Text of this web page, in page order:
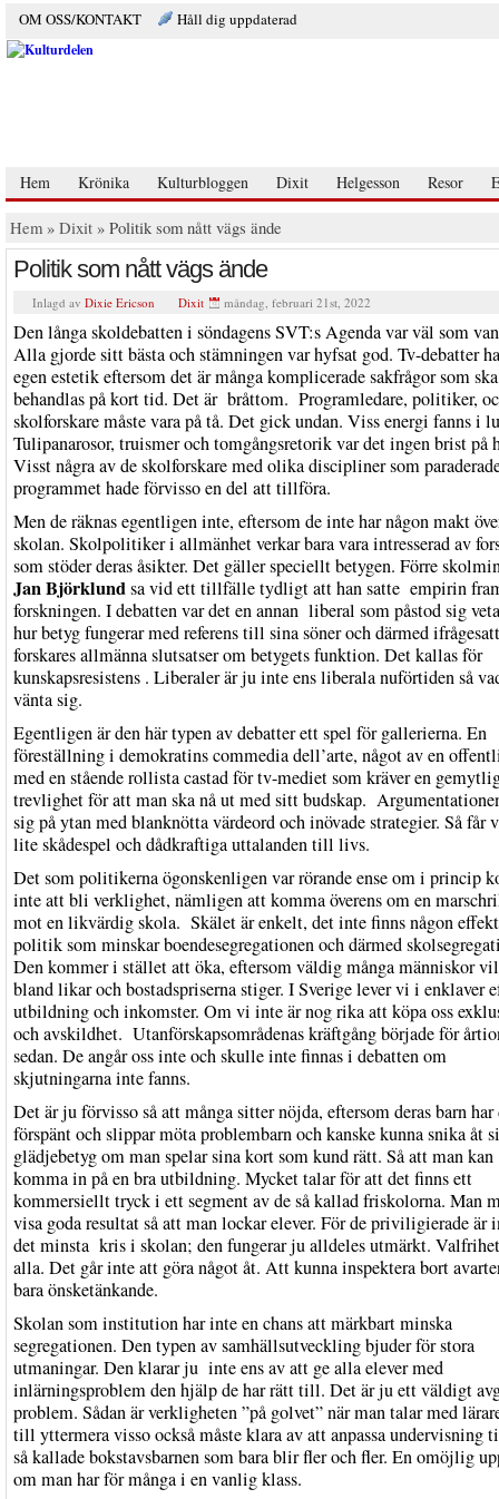
OM OSS/KONTAKT Håll dig uppdaterad
Hem Krönika Kulturbloggen Dixit Helgesson Resor
Hem » Dixit » Politik som nått vägs ände
Politik som nått vägs ände
Inlagd av Dixie Ericson Dixit måndag, februari 21st, 2022
Den långa skoldebatten i söndagens SVT:s Agenda var väl som
Alla gjorde sitt bästa och stämningen var hyfsat god. Tv-debatter
egen estetik eftersom det är många komplicerade sakfrågor som ska
behandlas på kort tid. Det är bråttom. Programledare, politiker,
skolforskare måste vara på tå. Det gick undan. Viss energi fanns i
Tulipanarosor, truismer och tomgångsretorik var det ingen brist på
Visst några av de skolforskare med olika discipliner som
programmet hade förvisso en del att tillföra.
Men de räknas egentligen inte, eftersom de inte har någon makt
skolan. Skolpolitiker i allmänhet verkar bara vara intresserad av
som stöder deras åsikter. Det gäller speciellt betygen. Förre
Jan Björklundsa vid ett tillfälle tydligt att han satte empirin
forskningen. I debatten var det en annan liberal som påstod sig
hur betyg fungerar med referens till sina söner och därmed
forskares allmänna slutsatser om betygets funktion. Det kallas för
kunskapsresistens . Liberaler är ju inte ens liberala nuförtiden så
vänta sig.
Egentligen är den här typen av debatter ett spel för gallerierna. En
föreställning i demokratins commedia dell’arte, något av en
med en stående rollista castad för tv-mediet som kräver en
trevlighet för att man ska nå ut med sitt budskap.
sig på ytan med blanknötta värdeord och inövade strategier. Så får
lite skådespel och dådkraftiga uttalanden till livs.
Det som politikerna ögonskenligen var rörande ense om i princip
inte att bli verklighet, nämligen att komma överens om en
mot en likvärdig skola. Skälet är enkelt, det inte finns någon
politik som minskar boendesegregationen och därmed
Den kommer i stället att öka, eftersom väldig många människor
bland likar och bostadspriserna stiger. I Sverige lever vi i enklaver
utbildning och inkomster. Om vi inte är nog rika att köpa oss
och avskildhet. Utanförskapsområdenas kräftgång började för
sedan. De angår oss inte och skulle inte finnas i debatten om
skjutningarna inte fanns.
Det är ju förvisso så att många sitter nöjda, eftersom deras barn
förspänt och slippar möta problembarn och kanske kunna snika åt
glädjebetyg om man spelar sina kort som kund rätt. Så att man kan
komma in på en bra utbildning. Mycket talar för att det finns ett
kommersiellt tryck i ett segment av de så kallad friskolorna. Man
visa goda resultat så att man lockar elever. För de priviligierade är
det minsta kris i skolan; den fungerar ju alldeles utmärkt.
alla. Det går inte att göra något åt. Att kunna inspektera bort
bara önsketänkande.
Skolan som institution har inte en chans att märkbart minska
segregationen. Den typen av samhällsutveckling bjuder för stora
utmaningar. Den klarar ju inte ens av att ge alla elever med
inlärningsproblem den hjälp de har rätt till. Det är ju ett väldigt
problem. Sådan är verkligheten ”på golvet” när man talar med
till yttermera visso också måste klara av att anpassa undervisning
så kallade bokstavsbarnen som bara blir fler och fler. En omöjlig
om man har för många i en vanlig klass.